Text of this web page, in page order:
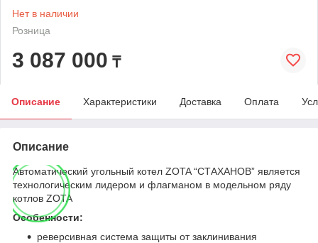
Нет в наличии
Розница
3 087 000 ₸
Описание Характеристики Доставка Оплата
Описание
Автоматический угольный котел ZOTA “СТАХАНОВ” является
технологическим лидером и флагманом в модельном ряду
котлов ZOTA
Особенности:
реверсивная система защиты от заклинивания